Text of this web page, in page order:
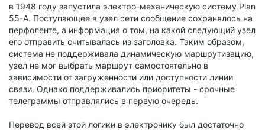
в 1948 году запустила электро-механическую систему Plan
55-A. Поступающее в узел сети сообщение сохранялось на
перфоленте, а информация о том, на какой следующий узел
его отправить считывалась из заголовка. Таким образом,
система не поддерживала динамическую маршрутизацию,
узел не мог выбрать маршрут самостоятельно в
зависимости от загруженности или доступности линии
связи. Однако поддерживались приоритеты - срочные
телеграммы отправлялись в первую очередь.
Перевод всей этой логики в электронику был достаточно